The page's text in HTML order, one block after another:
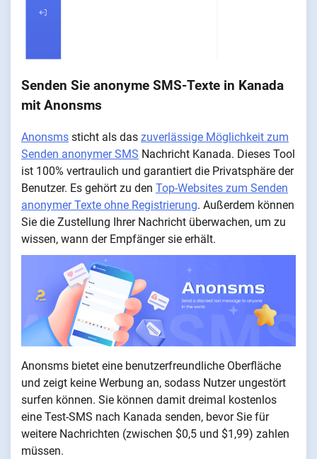
Senden Sie anonyme SMS-Texte in Kanada
mit Anonsms
Anonsms sticht als das zuverlässige Möglichkeit zum
Senden anonymer SMS Nachricht Kanada. Dieses Tool
ist 100% vertraulich und garantiert die Privatsphäre der
Benutzer. Es gehört zu den Top-Websites zum Senden
anonymer Texte ohne Registrierung. Außerdem können
Sie die Zustellung Ihrer Nachricht überwachen, um zu
wissen, wann der Empfänger sie erhält.
Anonsms bietet eine benutzerfreundliche Oberfläche
und zeigt keine Werbung an, sodass Nutzer ungestört
surfen können. Sie können damit dreimal kostenlos
eine Test-SMS nach Kanada senden, bevor Sie für
weitere Nachrichten (zwischen $0,5 und $1,99) zahlen
müssen.